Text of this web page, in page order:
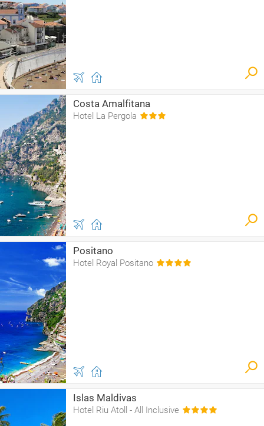
Costa Amalfitana
Hotel La Pergola
Positano
Hotel Royal Positano
Islas Maldivas
Hotel Riu Atoll - All Inclusive